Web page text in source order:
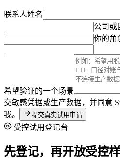
联系人姓名
公司或
你的角
希望验证的一个场景
交敏感凭据或生产数据，并同意
我。
提交真实试用申请
受控试用登记台
先登记，再开放受控